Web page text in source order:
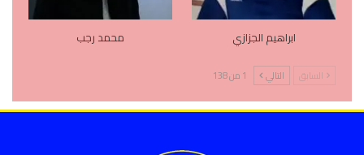
ابراهيم الجزازي محمد رجب
السابق التالي 1 من 138